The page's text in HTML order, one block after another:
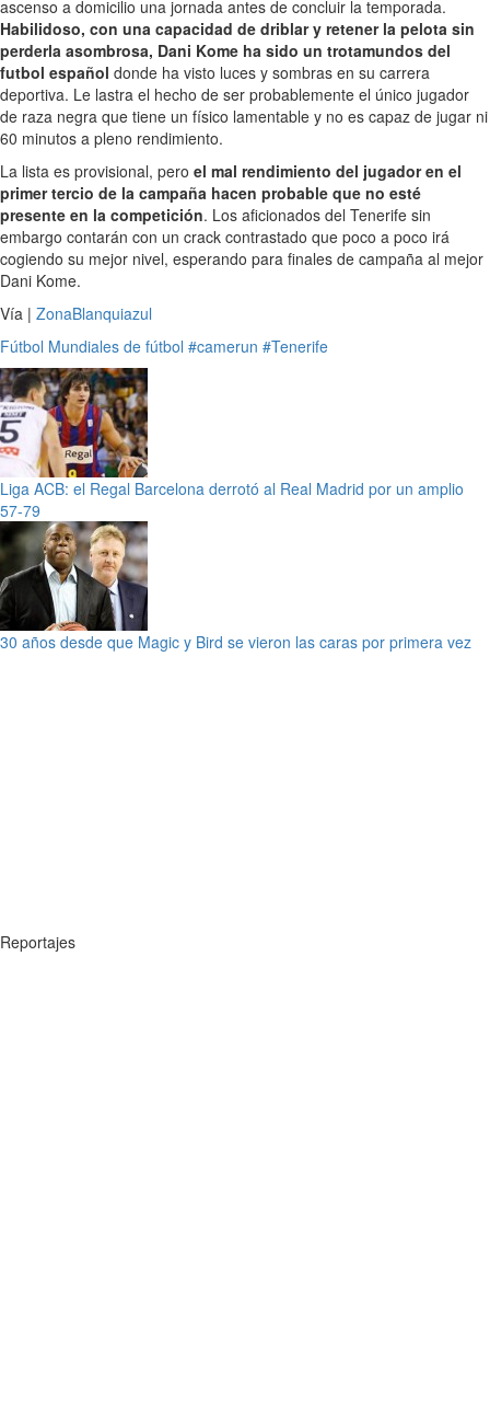
ascenso a domicilio una jornada antes de concluir la temporada.
Habilidoso, con una capacidad de driblar y retener la pelota sin
perderla asombrosa, Dani Kome ha sido un trotamundos del
futbol español donde ha visto luces y sombras en su carrera
deportiva. Le lastra el hecho de ser probablemente el único jugador
de raza negra que tiene un físico lamentable y no es capaz de jugar ni
60 minutos a pleno rendimiento.
La lista es provisional, pero el mal rendimiento del jugador en el
primer tercio de la campaña hacen probable que no esté
presente en la competición. Los aficionados del Tenerife sin
embargo contarán con un crack contrastado que poco a poco irá
cogiendo su mejor nivel, esperando para finales de campaña al mejor
Dani Kome.
Vía | ZonaBlanquiazul
Fútbol Mundiales de fútbol #camerun #Tenerife
Liga ACB: el Regal Barcelona derrotó al Real Madrid por un amplio
57-79
30 años desde que Magic y Bird se vieron las caras por primera vez
Reportajes